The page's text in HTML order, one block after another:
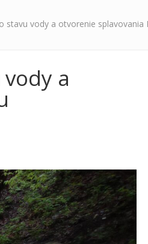
stavu vody a otvorenie splavovania
a